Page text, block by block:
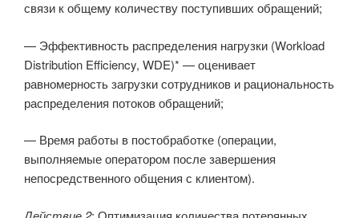
связи к общему количеству поступивших обращений;
— Эффективность распределения нагрузки (Workload
Distribution Efficiency, WDE)* — оценивает
равномерность загрузки сотрудников и рациональность
распределения потоков обращений;
— Время работы в постобработке (операции,
выполняемые оператором после завершения
непосредственного общения с клиентом).